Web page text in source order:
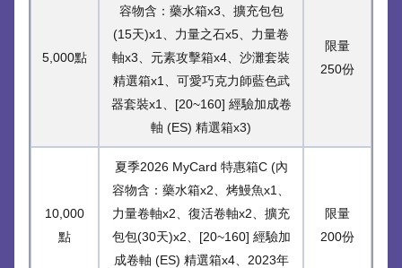
5,000點
容物含：藥水箱x3、擴充包包
(15天)x1、力量之石x5、力量卷
軸x3、元素攻擊箱x4、沙灘套裝
精選箱x1、可愛巧克力師藍色武
器套裝x1、[20~160] 經驗加成卷
軸 (ES) 精選箱x3)
限量
250份
10,000
點
夏季2026 MyCard 特惠箱C (內
容物含：藥水箱x2、烤鰻魚x1、
力量卷軸x2、復活卷軸x2、擴充
包包(30天)x2、[20~160] 經驗加
成卷軸 (ES) 精選箱x4、2023年
限量
200份